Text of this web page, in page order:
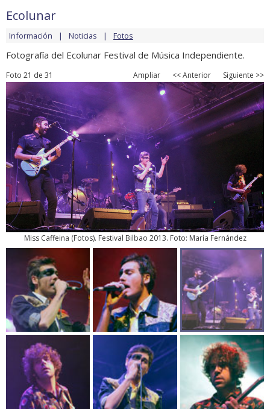
Ecolunar
Información Noticias Fotos
Fotografía del Ecolunar Festival de Música Independiente.
Foto 21 de 31 Ampliar << Anterior Siguiente >>
Miss Caffeina (Fotos). Festival Bilbao 2013. Foto: María Fernández